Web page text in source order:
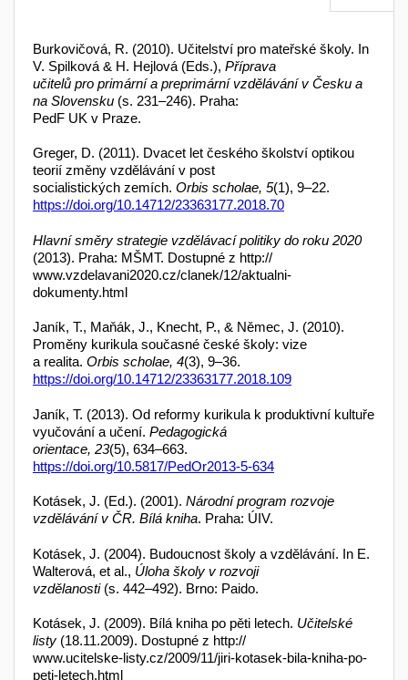
Burkovičová, R. (2010). Učitelství pro mateřské školy. In
V. Spilková & H. Hejlová (Eds.), Příprava
učitelů pro primární a preprimární vzdělávání v Česku a
na Slovensku (s. 231–246). Praha:
PedF UK v Praze.
Greger, D. (2011). Dvacet let českého školství optikou
teorií změny vzdělávání v post
socialistických zemích. Orbis scholae, 5(1), 9–22.
https://doi.org/10.14712/23363177.2018.70
Hlavní směry strategie vzdělávací politiky do roku 2020
(2013). Praha: MŠMT. Dostupné z http://
www.vzdelavani2020.cz/clanek/12/aktualni-
dokumenty.html
Janík, T., Maňák, J., Knecht, P., & Němec, J. (2010).
Proměny kurikula současné české školy: vize
a realita. Orbis scholae, 4(3), 9–36.
https://doi.org/10.14712/23363177.2018.109
Janík, T. (2013). Od reformy kurikula k produktivní kultuře
vyučování a učení. Pedagogická
orientace, 23(5), 634–663.
https://doi.org/10.5817/PedOr2013-5-634
Kotásek, J. (Ed.). (2001). Národní program rozvoje
vzdělávání v ČR. Bílá kniha. Praha: ÚIV.
Kotásek, J. (2004). Budoucnost školy a vzdělávání. In E.
Walterová, et al., Úloha školy v rozvoji
vzdělanosti(s. 442–492). Brno: Paido.
Kotásek, J. (2009). Bílá kniha po pěti letech. Učitelské
listy (18.11.2009). Dostupné z http://
www.ucitelske-listy.cz/2009/11/jiri-kotasek-bila-kniha-po-
peti-letech.html